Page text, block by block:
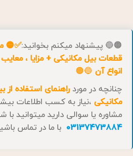
🟠🔵 پیشنهاد میکنم بخوانید:✅🟡
قطعات بیل مکانیکی + مزایا ،
انواع آن 🔵🟠
چنانچه در موردراهنمای استفاده از
مکانیکی ،نیاز به کسب اطلاعات
مشاوره یا سوالی دارید میتوانید با
03137473884 با ما در تماس